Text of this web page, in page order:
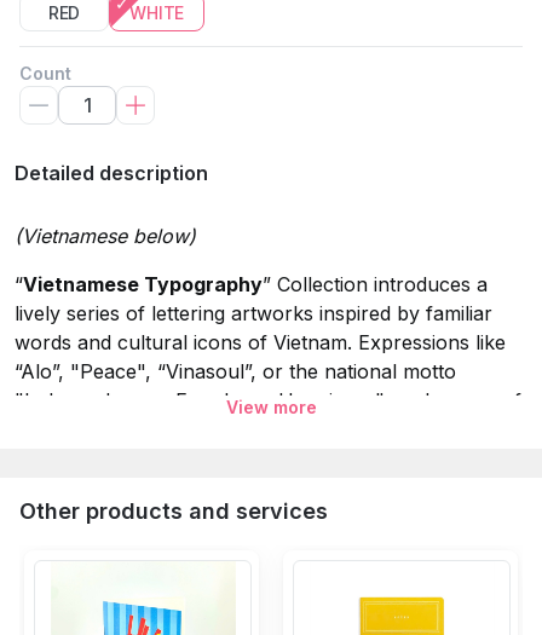
RED
WHITE
Count
Detailed description
(Vietnamese below)
“Vietnamese Typography” Collection introduces a
lively series of lettering artworks inspired by familiar
words and cultural icons of Vietnam. Expressions like
“Alo”, "Peace", “Vinasoul”, or the national motto
"Independence - Freedom - Happiness", and names of
artistic twist, creating a cheerful visual journey that
View more
Other products and services